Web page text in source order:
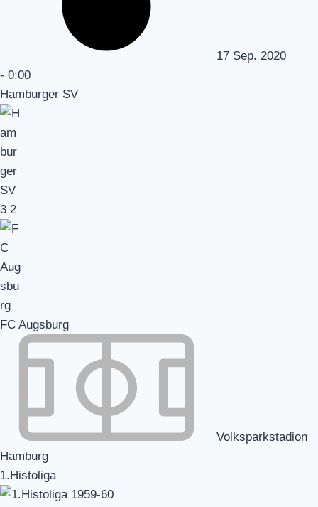
17 Sep. 2020
- 0:00
Hamburger SV
3 2
FC Augsburg
Volksparkstadion
Hamburg
1.Histoliga